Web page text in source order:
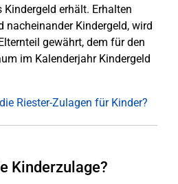
erhält. Erhalten
nacheinander Kindergeld, wird
gewährt, dem für den
im Kalenderjahr Kindergeld
Riester-Zulagen für Kinder?
Kinderzulage?